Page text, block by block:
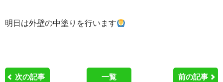
明日は外壁の中塗りを行います
次の記事 一覧 前の記事